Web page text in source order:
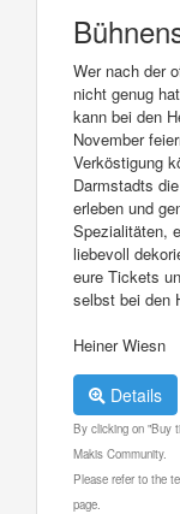
Wer nach der
nicht genug
kann bei den
November
Verköstigung
Darmstadts
erleben und
Spezialitäten,
liebevoll
eure Tickets
selbst bei den
Heiner Wiesn
Details
By clicking on "Buy
Makis Community.
Please refer to the
page.